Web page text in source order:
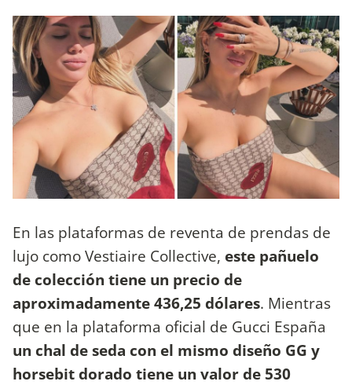
En las plataformas de reventa de prendas de
lujo como Vestiaire Collective, este pañuelo
de colección tiene un precio de
aproximadamente 436,25 dólares. Mientras
que en la plataforma oficial de Gucci España
un chal de seda con el mismo diseño GG y
horsebit dorado tiene un valor de 530